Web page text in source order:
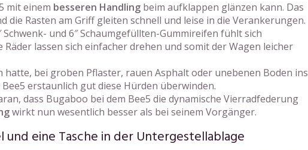
mit einem besseren Handling beim aufklappen glänzen kann. Das
die Rasten am Griff gleiten schnell und leise in die Verankerungen.
Schwenk- und 6″ Schaumgefüllten-Gummireifen fühlt sich
Räder lassen sich einfacher drehen und somit der Wagen leicher
hatte, bei groben Pflaster, rauen Asphalt oder unebenen Boden ins
erstaunlich gut diese Hürden überwinden.
dass Bugaboo bei dem Bee5 die dynamische Vierradfederung
wirkt nun wesentlich besser als bei seinem Vorgänger.
eine Tasche in der Untergestellablage